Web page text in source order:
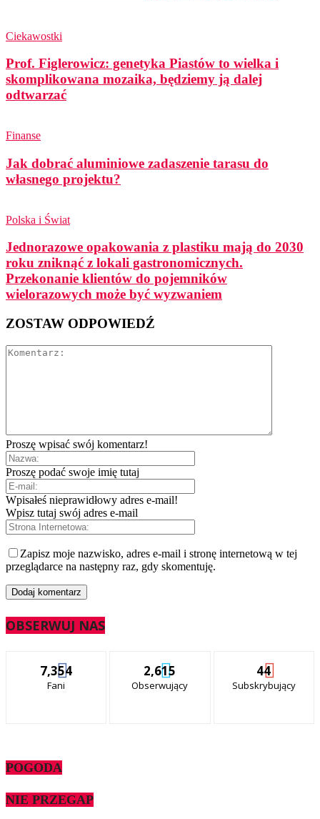
Ciekawostki
Prof. Figlerowicz: genetyka Piastów to wielka i
skomplikowana mozaika, będziemy ją dalej
odtwarzać
Finanse
Jak dobrać aluminiowe zadaszenie tarasu do
własnego projektu?
Polska i Świat
Jednorazowe opakowania z plastiku mają do 2030
roku zniknąć z lokali gastronomicznych.
Przekonanie klientów do pojemników
wielorazowych może być wyzwaniem
ZOSTAW ODPOWIEDŹ
Proszę wpisać swój komentarz!
Proszę podać swoje imię tutaj
Wpisałeś nieprawidłowy adres e-mail!
Wpisz tutaj swój adres e-mail
Zapisz moje nazwisko, adres e-mail i stronę internetową w tej
przeglądarce na następny raz, gdy skomentuję.
OBSERWUJ NAS
7,354
Fani
2,615
Obserwujący
44
Subskrybujący
POGODA
NIE PRZEGAP